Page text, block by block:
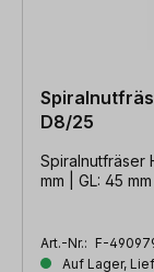
D8/25
Spiralnutfräser
mm | GL: 45 mm
Art.-Nr.: F-
Auf Lager,